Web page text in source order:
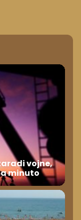
vojne,
minuto